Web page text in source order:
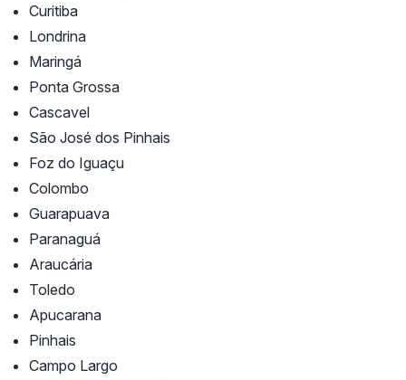
Curitiba
Londrina
Maringá
Ponta Grossa
Cascavel
São José dos Pinhais
Foz do Iguaçu
Colombo
Guarapuava
Paranaguá
Araucária
Toledo
Apucarana
Pinhais
Campo Largo